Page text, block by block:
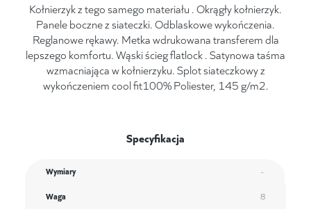
Kołnierzyk z tego samego materiału . Okrągły kołnierzyk.
Panele boczne z siateczki. Odblaskowe wykończenia.
Reglanowe rękawy. Metka wdrukowana transferem dla
lepszego komfortu. Wąski ścieg flatlock . Satynowa taśma
wzmacniająca w kołnierzyku. Splot siateczkowy z
wykończeniem cool fit100% Poliester, 145 g/m2.
Specyfikacja
Wymiary -
Waga 8